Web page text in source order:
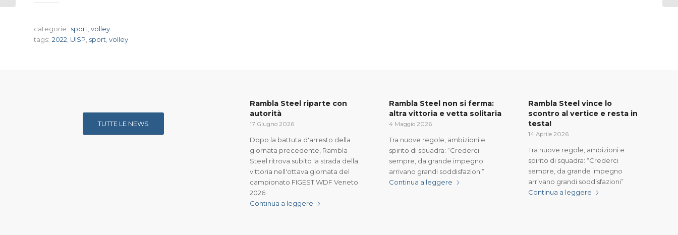
categorie: sport,volley
tags: 2022, UISP, sport,volley
TUTTE LE NEWS
Rambla Steel riparte con
autorità
17 Giugno 2026
Dopo la battuta d'arresto della
giornata precedente, Rambla
Steel ritrova subito la strada della
vittoria nell'ottava giornata del
campionato FIGEST WDF Veneto
2026.
Continua a leggere
Rambla Steel non si ferma:
altra vittoria e vetta solitaria
4 Maggio 2026
Tra nuove regole, ambizioni e
spirito di squadra: “Crederci
sempre, da grande impegno
arrivano grandi soddisfazioni”
Continua a leggere
Rambla Steel vince lo
scontro al vertice e resta in
testa!
14 Aprile 2026
Tra nuove regole, ambizioni e
spirito di squadra: “Crederci
sempre, da grande impegno
arrivano grandi soddisfazioni”
Continua a leggere